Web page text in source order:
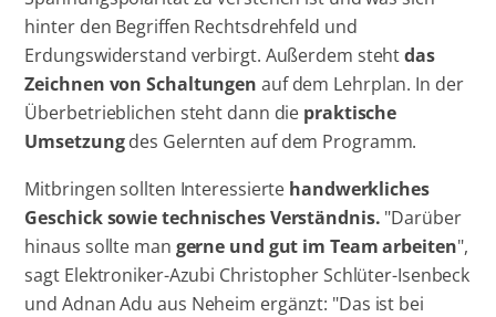
hinter den Begriffen Rechtsdrehfeld und
Erdungswiderstand verbirgt. Außerdem stehtdas
Zeichnen von Schaltungen auf dem Lehrplan. In der
Überbetrieblichen steht dann die praktische
Umsetzungdes Gelernten auf dem Programm.
Mitbringen sollten Interessierte handwerkliches
Geschick sowie technisches Verständnis. "Darüber
hinaus sollte man gerne und gut im Team arbeiten",
sagt Elektroniker-Azubi Christopher Schlüter-Isenbeck
und Adnan Adu aus Neheim ergänzt: "Das ist bei